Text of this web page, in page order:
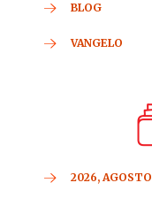
BLOG
VANGELO
2026, AGOSTO